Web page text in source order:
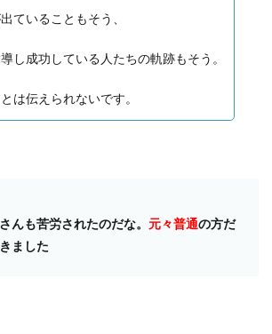
ていることもそう、
し成功している人たちの軌跡もそう。
は伝えられないです。
んも苦労されたのだな。 元々普通の方だ
ました